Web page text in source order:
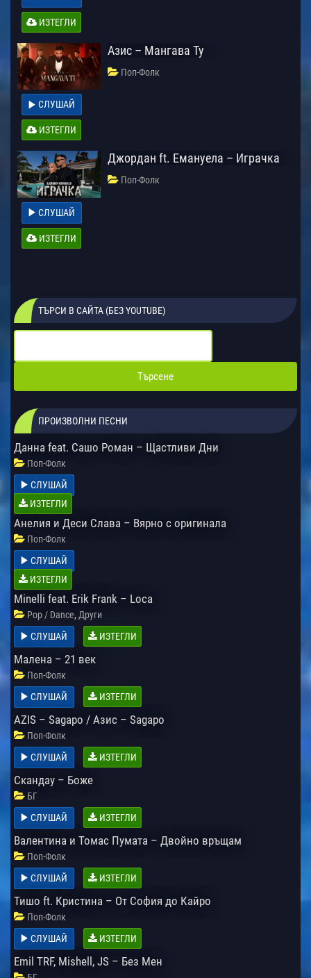
ИЗТЕГЛИ
Азис – Мангава Ту
Поп-Фолк
СЛУШАЙ
ИЗТЕГЛИ
Джордан ft. Емануела – Играчка
Поп-Фолк
СЛУШАЙ
ИЗТЕГЛИ
ТЪРСИ В САЙТА (БЕЗ YOUTUBE)
ПРОИЗВОЛНИ ПЕСНИ
Данна feat. Сашо Роман – Щастливи Дни
Поп-Фолк
СЛУШАЙ
ИЗТЕГЛИ
Анелия и Деси Слава – Вярно с оригинала
Поп-Фолк
СЛУШАЙ
ИЗТЕГЛИ
Minelli feat. Erik Frank – Loca
Pop / Dance, Други
СЛУШАЙ
ИЗТЕГЛИ
Малена – 21 век
Поп-Фолк
СЛУШАЙ
ИЗТЕГЛИ
AZIS – Sagapo / Азис – Sagapo
Поп-Фолк
СЛУШАЙ
ИЗТЕГЛИ
Скандау – Боже
БГ
СЛУШАЙ
ИЗТЕГЛИ
Валентина и Томас Пумата – Двойно връщам
Поп-Фолк
СЛУШАЙ
ИЗТЕГЛИ
Тишо ft. Кристина – От София до Кайро
Поп-Фолк
СЛУШАЙ
ИЗТЕГЛИ
Emil TRF, Mishell, JS – Без Мен